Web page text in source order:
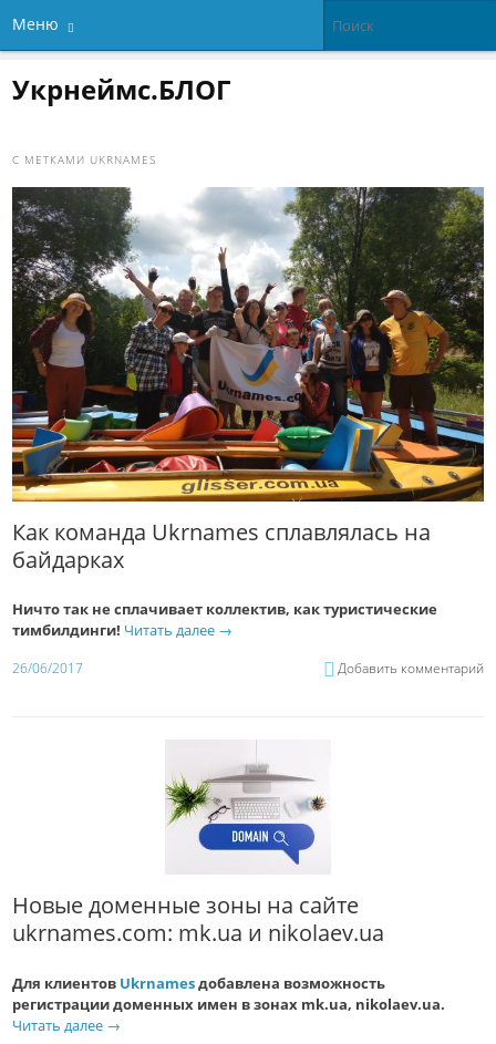
Меню
Укрнеймс.БЛОГ
С МЕТКАМИ UKRNAMES
Как команда Ukrnames сплавлялась на
байдарках
Ничто так не сплачивает коллектив, как туристические
тимбилдинги! Читать далее →
26/06/2017 Добавить комментарий
Новые доменные зоны на сайте
ukrnames.com: mk.ua и nikolaev.ua
Для клиентов Ukrnamesдобавлена возможность
регистрации доменных имен в зонах mk.ua, nikolaev.ua.
Читать далее →